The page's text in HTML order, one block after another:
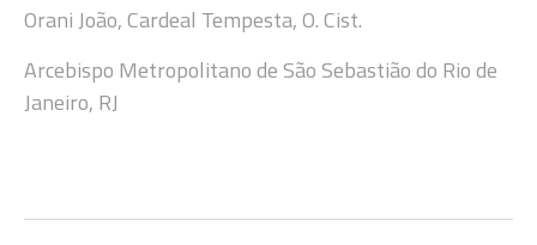
Orani João, Cardeal Tempesta, O. Cist.
Arcebispo Metropolitano de São Sebastião do Rio de
Janeiro, RJ